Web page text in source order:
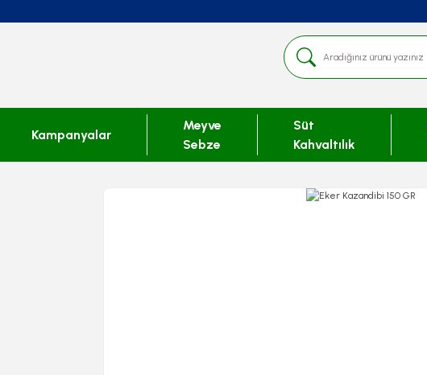
Kampanyalar
Meyve
Sebze
Süt
Kahvaltılık